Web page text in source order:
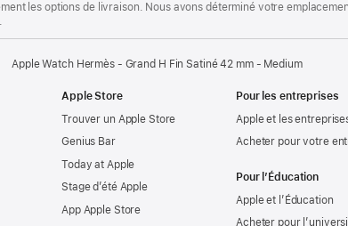
les options de livraison. Nous avons déterminé votre
Apple Watch Hermès - Grand H Fin Satiné 42 mm - Medium
Apple Store
Trouver un Apple Store
Genius Bar
Today at Apple
Stage d’été Apple
App Apple Store
Pour les entreprises
Apple et les
Acheter pour votre
Pour l’Éducation
Apple et l’Éducation
Acheter pour